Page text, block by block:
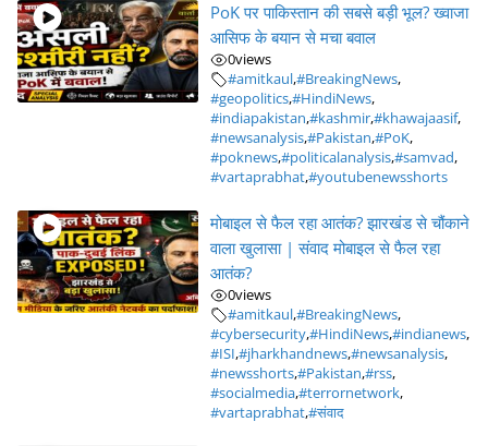
PoK पर पाकिस्तान की सबसे बड़ी भूल? ख्वाजा
आसिफ के बयान से मचा बवाल
0views
#amitkaul,#BreakingNews,
#geopolitics,#HindiNews,
#indiapakistan,#kashmir,#khawajaasif,
#newsanalysis,#Pakistan,#PoK,
#poknews,#politicalanalysis,#samvad,
#vartaprabhat,#youtubenewsshorts
मोबाइल से फैल रहा आतंक? झारखंड से चौंकाने
वाला खुलासा | संवाद मोबाइल से फैल रहा
आतंक?
0views
#amitkaul,#BreakingNews,
#cybersecurity,#HindiNews,#indianews,
#ISI,#jharkhandnews,#newsanalysis,
#newsshorts,#Pakistan,#rss,
#socialmedia,#terrornetwork,
#vartaprabhat,#संवाद